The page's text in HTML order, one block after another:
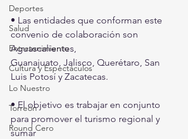
Deportes
Salud
Entretenimiento
Cultura y Espectáculos
Lo Nuestro
Torreón
Round Cero
• Las entidades que conforman este
convenio de colaboración son
Aguascalientes,
Guanajuato, Jalisco, Querétaro, San
Luis Potosí y Zacatecas.
• El objetivo es trabajar en conjunto
para promover el turismo regional y
sumar